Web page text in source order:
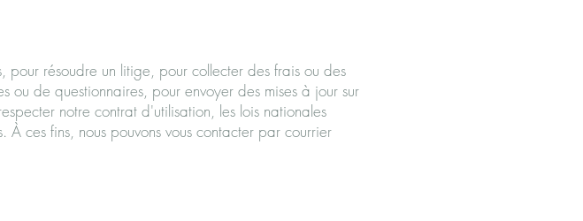
pour résoudre un litige, pour collecter des frais ou des
de questionnaires, pour envoyer des mises à jour sur
notre contrat d'utilisation, les lois nationales
ces fins, nous pouvons vous contacter par courrier